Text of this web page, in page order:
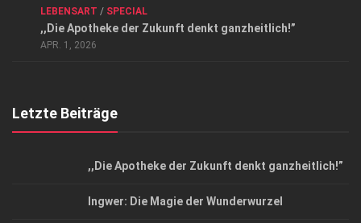
Datenschutzerklärung
Top Magazin Dresden / Ostsachsen
LEBENSART / SPECIAL
,,Die Apotheke der Zukunft denkt ganzheitlich!”
APR. 1, 2026
Letzte Beiträge
,,Die Apotheke der Zukunft denkt ganzheitlich!”
Ingwer: Die Magie der Wunderwurzel